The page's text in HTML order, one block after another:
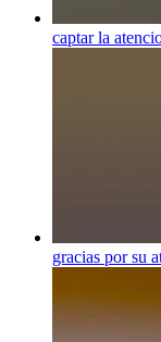
captar la
gracias por su